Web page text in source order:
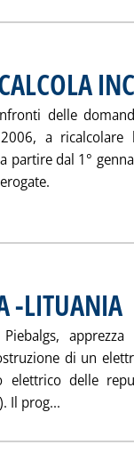
delle
a ricalcolare
partire dal 1°
-LITUANIA
di un
elettrico delle
Il prog...